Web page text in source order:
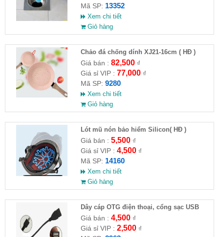
Mã SP: 13352
Xem chi tiết
Giỏ hàng
Chảo đá chống dính XJ21-16cm ( HĐ )
Giá bán : 82,500₫
Giá sỉ VIP : 77,000₫
Mã SP: 9280
Xem chi tiết
Giỏ hàng
Lót mũ nón bảo hiểm Silicon( HĐ )
Giá bán : 5,500₫
Giá sỉ VIP : 4,500₫
Mã SP: 14160
Xem chi tiết
Giỏ hàng
Dây cáp OTG điện thoại, cổng sạc USB
Giá bán : 4,500₫
Giá sỉ VIP : 2,500₫